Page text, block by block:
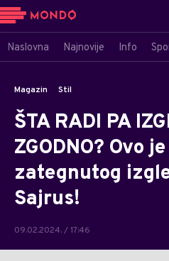
Naslovna Najnovije Info
Magazin Stil
ŠTA RADI PA
ZGODNO? Ovo
zategnutog
Sajrus!
09.02.2024. / 17:46